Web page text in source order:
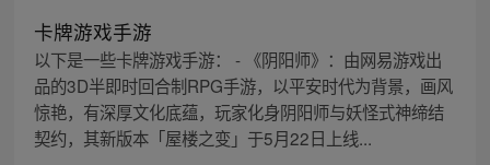
卡牌游戏手游
以下是一些卡牌游戏手游： - 《阴阳师》：由网易游戏出
品的3D半即时回合制RPG手游，以平安时代为背景，画风
惊艳，有深厚文化底蕴，玩家化身阴阳师与妖怪式神缔结
契约，其新版本「屋楼之变」于5月22日上线...